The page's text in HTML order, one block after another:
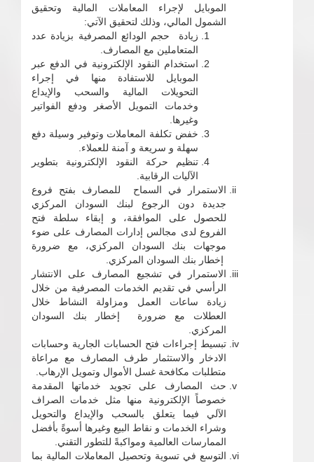
الموبايل لإجراء المعاملات المالية وتحقيق
الشمول المالي، وذلك لتحقيق الآتي:
زيادة حجم الودائع المصرفية بزيادة عدد
المتعاملين مع المصارف.
استخدام النقود الإلكترونية في الدفع عبر
الموبايل للاستفادة منها في إجراء
التحويلات المالية والسحب والإيداع
وخدمات التمويل الأصغر ودفع الفواتير
وغيرها.
خفض تكلفة المعاملات وتوفير وسيلة دفع
سهلة و سريعة و آمنة للعملاء.
تنظيم حركة النقود الإلكترونية بتطوير
الآليات الرقابية.
الاستمرار في السماح للمصارف بفتح فروع
جديدة دون الرجوع لبنك السودان المركزي
للحصول على الموافقة، و إبقاء سلطة فتح
الفروع لدى مجالس إدارات المصارف على ضوء
موجهات بنك السودان المركزي، مع ضرورة
إخطار بنك السودان المركزي.
الاستمرار في تشجيع المصارف على الانتشار
الرأسي في تقديم الخدمات المصرفية من خلال
زيادة ساعات العمل ومزاولة النشاط خلال
العطلات مع ضرورة إخطار بنك السودان
المركزي.
تبسيط إجراءات فتح الحسابات الجارية وحسابات
الادخار والاستثمار طرف المصارف مع مراعاة
متطلبات مكافحة غسل الأموال وتمويل الإرهاب.
حث المصارف على تجويد خدماتها المقدمة
خصوصاً الإلكترونية منها مثل خدمات الصراف
الآلي فيما يتعلق بالسحب والإيداع والتحويل
وشراء الخدمات و نقاط البيع وغيرها أسوةً بأفضل
الممارسات العالمية ومواكبةً للتطور التقني.
التوسع في تسوية وتحصيل المعاملات المالية بما